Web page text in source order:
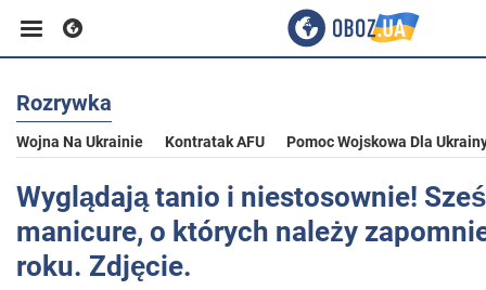
Biznes
Sport
Rozrywka
Rozrywka
Wojna Na Ukrainie Kontratak AFU Pomoc Wojskowa Dla
Wyglądają tanio i niestosownie!
manicure, o których należy
roku. Zdjęcie.